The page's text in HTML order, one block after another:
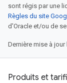
sont régis par une
Règles du site
d'Oracle et/ou de
Dernière mise à
Produits et